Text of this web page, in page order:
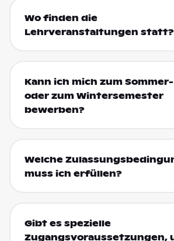
Wo finden die
Lehrveranstaltungen statt?
Kann ich mich zum Sommer-
oder zum Wintersemester
bewerben?
Welche
muss ich erfüllen?
Gibt es spezielle
Zugangsvoraussetzungen,